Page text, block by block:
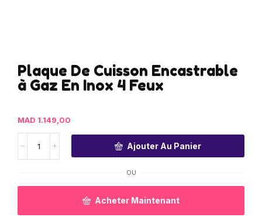
Plaque De Cuisson Encastrable
à Gaz En Inox 4 Feux
MAD 1.149,00
Ajouter Au Panier
OU
Acheter Maintenant